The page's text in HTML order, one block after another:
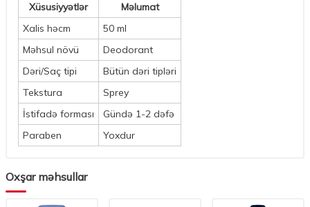
Xüsusiyyətlər
Məlumat
Xalis həcm
50 ml
Məhsul növü
Deodorant
Dəri/Saç tipi
Bütün dəri tipləri
Tekstura
Sprey
İstifadə forması
Gündə 1-2 dəfə
Paraben
Yoxdur
Oxşar məhsullar